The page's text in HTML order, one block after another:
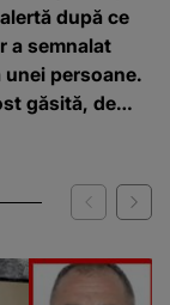
după ce
a semnalat
persoane.
găsită, de